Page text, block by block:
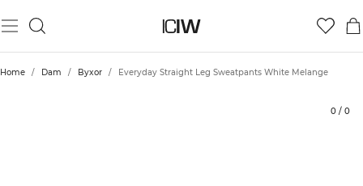
Home / Dam / Byxor / Everyday Straight Leg Sweatpants White Melange
0 / 0